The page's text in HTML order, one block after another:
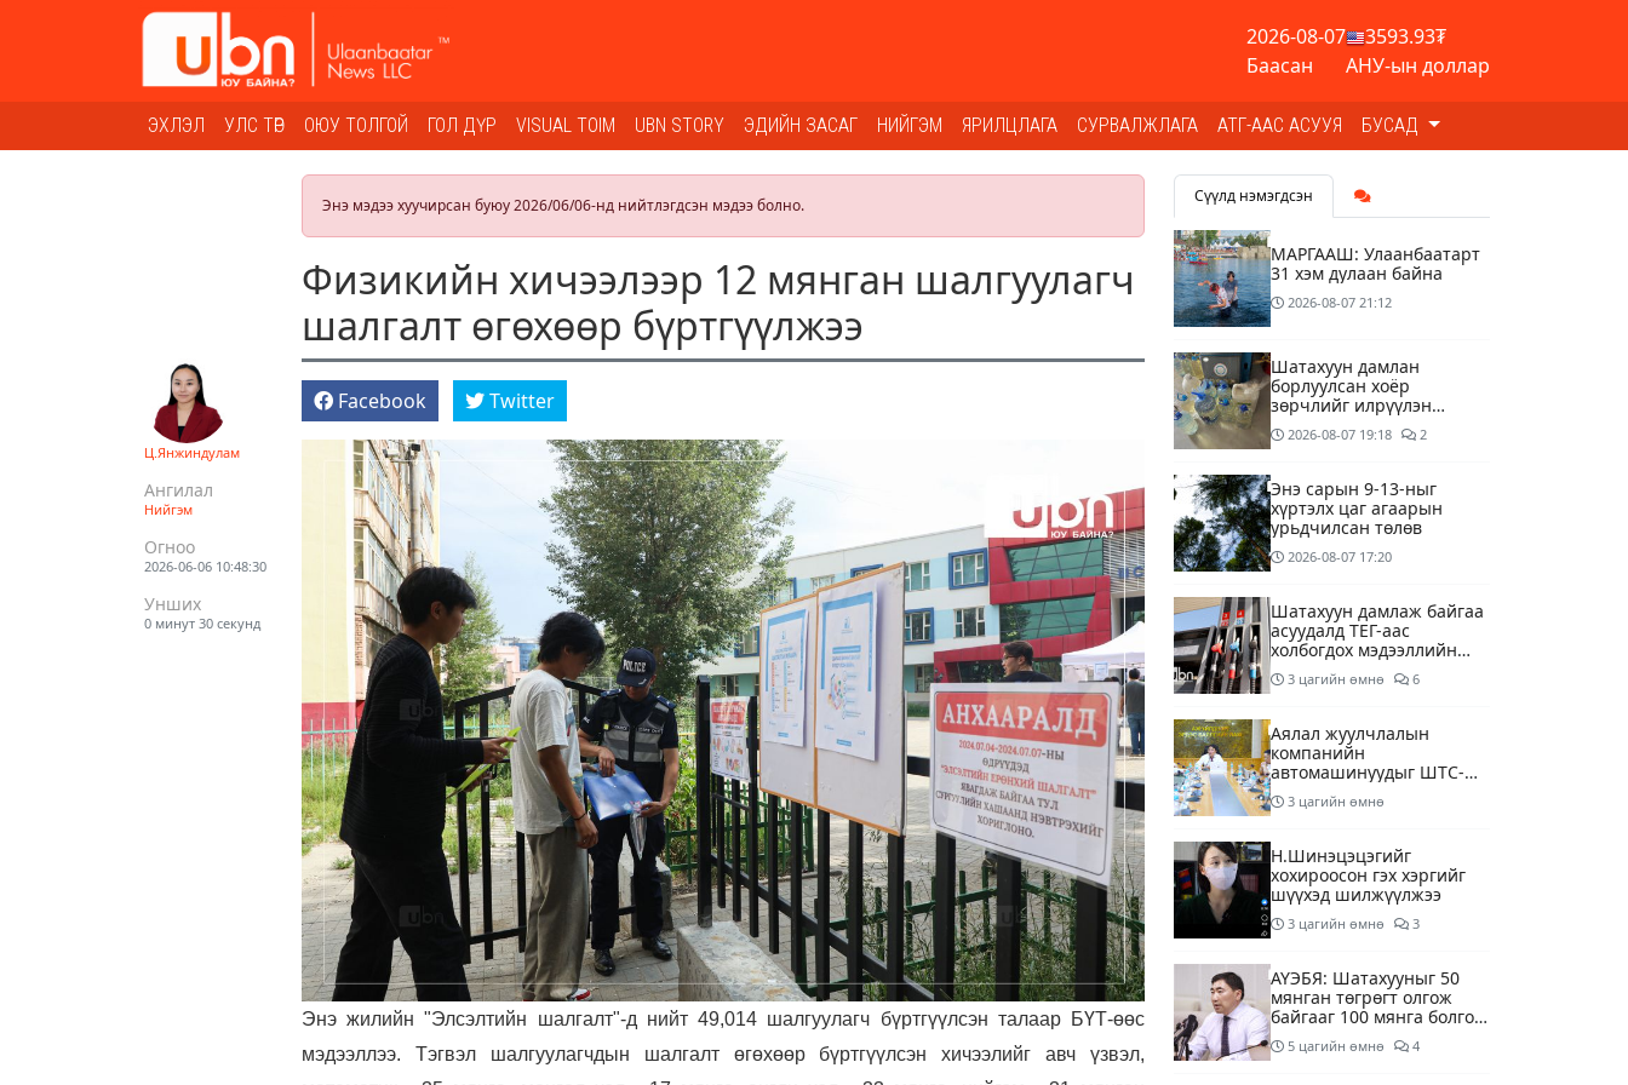
2026-08-07
Баасан
3593.93₮
АНУ-ын доллар
ЭХЛЭЛ УЛС ТӨР ОЮУ ТОЛГОЙ ГОЛ ДҮР VISUAL TOIM UBN STORY ЭДИЙН ЗАСАГ НИЙГЭМ ЯРИЛЦЛАГА СУРВАЛЖЛАГА АТГ-ААС АСУУЯ БУСАД
Энэ мэдээ хуучирсан буюу 2026/06/06-нд нийтлэгдсэн мэдээ болно.
Физикийн хичээлээр 12 мянган шалгуулагч
шалгалт өгөхөөр бүртгүүлжээ
Ц.Янжиндулам
Ангилал
Нийгэм
Огноо
2026-06-06 10:48:30
Унших
0 минут 30 секунд
Facebook Twitter
Энэ жилийн "Элсэлтийн шалгалт"-д нийт 49,014 шалгуулагч бүртгүүлсэн талаар БҮТ-өөс
мэдээллээ. Тэгвэл шалгуулагчдын шалгалт өгөхөөр бүртгүүлсэн хичээлийг авч үзвэл,
Сүүлд нэмэгдсэн
МАРГААШ: Улаанбаатарт
31 хэм дулаан байна
2026-08-07 21:12
Шатахуун дамлан
борлуулсан хоёр
зөрчлийг илрүүлэн
шалгаж байна
2026-08-07 19:18 2
Энэ сарын 9-13-ныг
хүртэлх цаг агаарын
урьдчилсан төлөв
2026-08-07 17:20
Шатахуун дамлаж байгаа
асуудалд ТЕГ-аас
холбогдох мэдээллийн
дагуу шалгалтын
ажиллагааг эрчимжүүлж
3 цагийн өмнө 6
Аялал жуулчлалын
компанийн
автомашинуудыг ШТС-
ууд хязгаарлалтгүйгээр
шатахуун олгох
3 цагийн өмнө
Н.Шинэцэцэгийг
хохироосон гэх хэргийг
шүүхэд шилжүүлжээ
3 цагийн өмнө 3
АҮЭБЯ: Шатахууныг 50
мянган төгрөгт олгож
байгааг 100 мянга болгож
нэмэгдүүлэхээр ажиллаж
байна
5 цагийн өмнө 4